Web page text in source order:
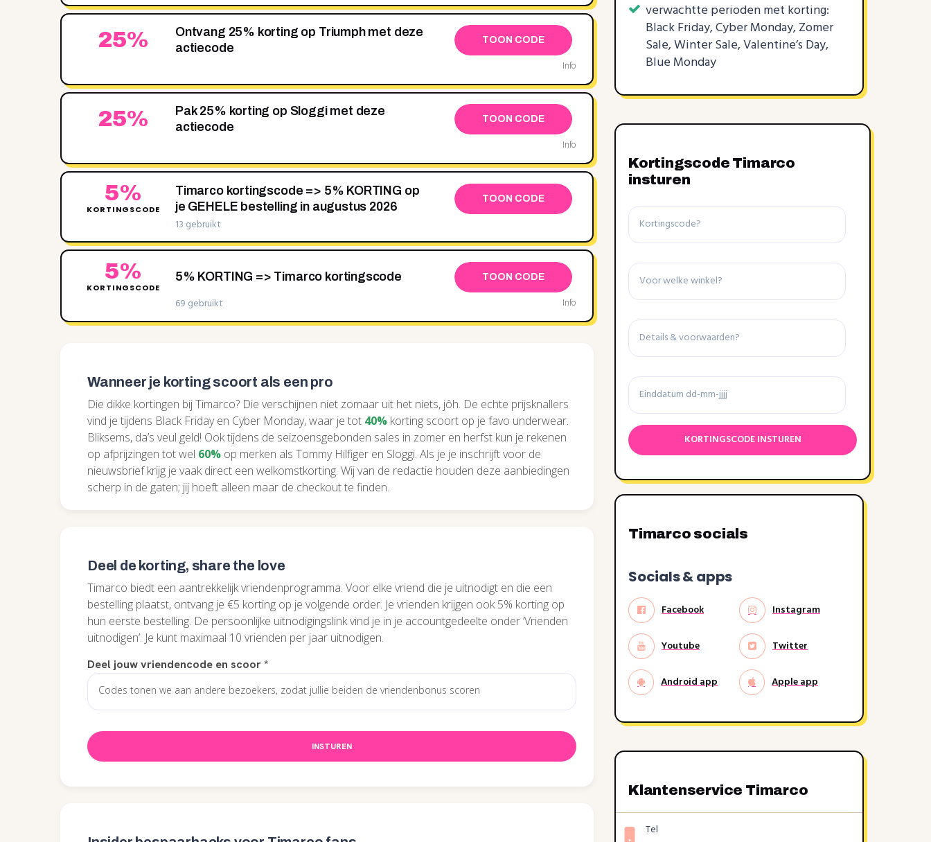
25%
Ontvang 25% korting op Triumph met deze
actiecode
TOON CODE
Info
25%
Pak 25% korting op Sloggi met deze
actiecode
TOON CODE
Info
5%
KORTINGSCODE
Timarco kortingscode => 5% KORTING op
je GEHELE bestelling in augustus 2026
TOON CODE
13 gebruikt
5%
KORTINGSCODE
5% KORTING => Timarco kortingscode TOON CODE
69 gebruikt Info
Wanneer je korting scoort als een pro
Die dikke kortingen bij Timarco? Die verschijnen niet zomaar uit het niets, jôh. De echte prijsknallers
vind je tijdens Black Friday en Cyber Monday, waar je tot 40% korting scoort op je favo underwear.
Bliksems, da’s veul geld! Ook tijdens de seizoensgebonden sales in zomer en herfst kun je rekenen
op afprijzingen tot wel 60% op merken als Tommy Hilfiger en Sloggi. Als je je inschrijft voor de
nieuwsbrief krijg je vaak direct een welkomstkorting. Wij van de redactie houden deze aanbiedingen
scherp in de gaten; jij hoeft alleen maar de checkout te finden.
Deel de korting, share the love
Timarco biedt een aantrekkelijk vriendenprogramma. Voor elke vriend die je uitnodigt en die een
bestelling plaatst, ontvang je €5 korting op je volgende order. Je vrienden krijgen ook 5% korting op
hun eerste bestelling. De persoonlijke uitnodigingslink vind je in je accountgedeelte onder ‘Vrienden
uitnodigen’. Je kunt maximaal 10 vrienden per jaar uitnodigen.
Deel jouw vriendencode en scoor*
INSTUREN
verwachtte perioden met korting:
Black Friday, Cyber Monday, Zomer
Sale, Winter Sale, Valentine’s Day,
Blue Monday
Kortingscode Timarco
insturen
Kortingscode
Winkel
Details
voorwaarden
Einddatum
Timarco socials
Socials & apps
Facebook Instagram
Youtube Twitter
Android app Apple app
Klantenservice Timarco
Tel